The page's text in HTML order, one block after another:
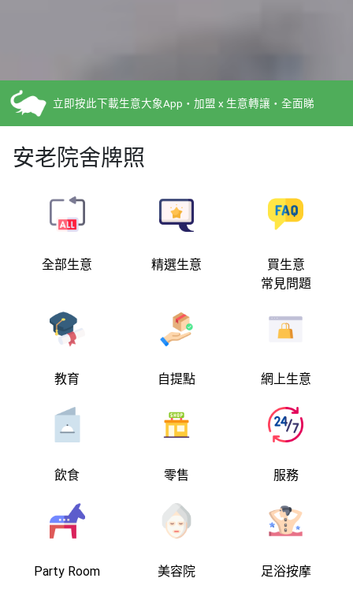
立即按此下載生意大象App・加盟 x 生意轉讓・全面睇
安老院舍牌照
全部生意 精選生意
買生意
常見問題
教育 自提點 網上生意
飲食 零售 服務
Party Room 美容院 足浴按摩